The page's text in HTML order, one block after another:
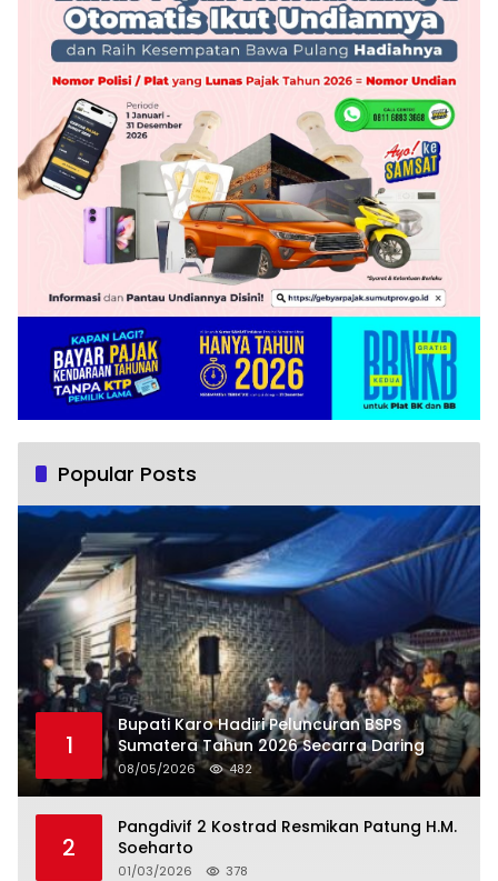
Popular Posts
1
Bupati Karo Hadiri Peluncuran BSPS
Sumatera Tahun 2026 Secarra Daring
08/05/2026 482
2
Pangdivif 2 Kostrad Resmikan Patung H.M.
Soeharto
01/03/2026 378